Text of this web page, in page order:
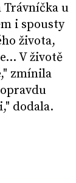
Trávníčka u
i spousty
života,
V životě
zmínila
dodala.